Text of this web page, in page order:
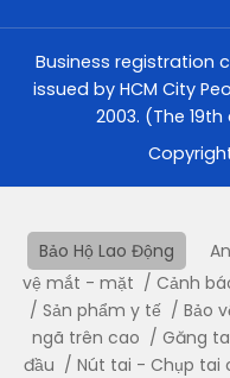
Business registration
issued by HCM City
2003. (The 19th
Bảo Hộ Lao Động
vệ mắt - mặt
Cảnh
Sản phẩm y tế
Bảo
ngã trên cao
Găng
đầu
Nút tai - Chụp tai